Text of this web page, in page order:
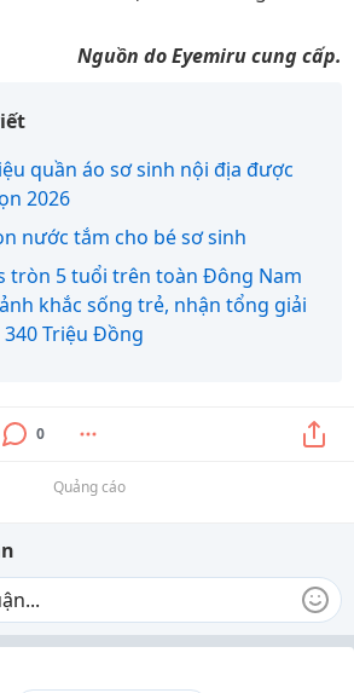
Nguồn do Eyemiru cung cấp.
quần áo sơ sinh nội địa được
2026
nước tắm cho bé sơ sinh
tròn 5 tuổi trên toàn Đông Nam
khắc sống trẻ, nhận tổng giải
Triệu Đồng
0
Quảng cáo